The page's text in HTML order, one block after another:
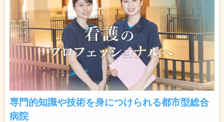
専門的知識や技術を身につけられる都市型総合
病院